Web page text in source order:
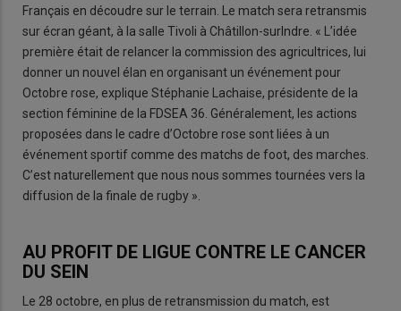
Français en découdre sur le terrain. Le match sera retransmis
sur écran géant, à la salle Tivoli à Châtillon-surIndre. « L’idée
première était de relancer la commission des agricultrices, lui
donner un nouvel élan en organisant un événement pour
Octobre rose, explique Stéphanie Lachaise, présidente de la
section féminine de la FDSEA 36. Généralement, les actions
proposées dans le cadre d’Octobre rose sont liées à un
événement sportif comme des matchs de foot, des marches.
C’est naturellement que nous nous sommes tournées vers la
diffusion de la finale de rugby ».
AU PROFIT DE LIGUE CONTRE LE CANCER
DU SEIN
Le 28 octobre, en plus de retransmission du match, est